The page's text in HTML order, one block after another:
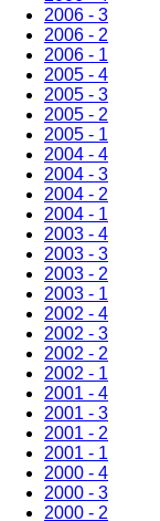
2006 - 3
2006 - 2
2006 - 1
2005 - 4
2005 - 3
2005 - 2
2005 - 1
2004 - 4
2004 - 3
2004 - 2
2004 - 1
2003 - 4
2003 - 3
2003 - 2
2003 - 1
2002 - 4
2002 - 3
2002 - 2
2002 - 1
2001 - 4
2001 - 3
2001 - 2
2001 - 1
2000 - 4
2000 - 3
2000 - 2